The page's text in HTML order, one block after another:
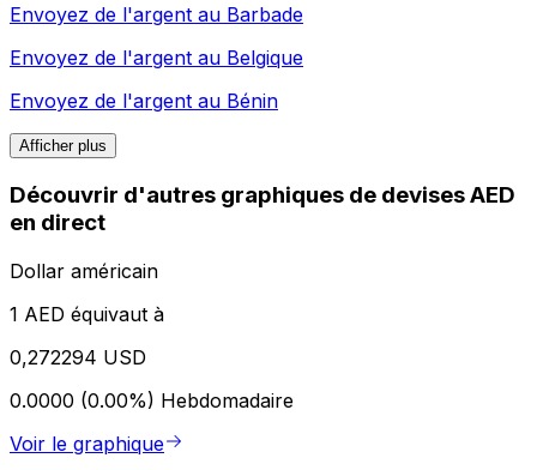
Envoyez de l'argent au Barbade
Envoyez de l'argent au Belgique
Envoyez de l'argent au Bénin
Afficher plus
Découvrir d'autres graphiques de devises AED
en direct
Dollar américain
1 AED équivaut à
0,272294 USD
0.0000 (0.00%) Hebdomadaire
Voir le graphique